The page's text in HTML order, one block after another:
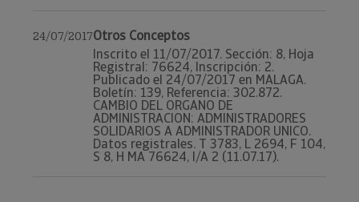
24/07/2017Otros Conceptos
Inscrito el 11/07/2017. Sección: 8, Hoja
Registral: 76624, Inscripción: 2.
Publicado el 24/07/2017 en MALAGA.
Boletín: 139, Referencia: 302.872.
CAMBIO DEL ORGANO DE
ADMINISTRACION: ADMINISTRADORES
SOLIDARIOS A ADMINISTRADOR UNICO.
Datos registrales. T 3783, L 2694, F 104,
S 8, H MA 76624, I/A 2 (11.07.17).